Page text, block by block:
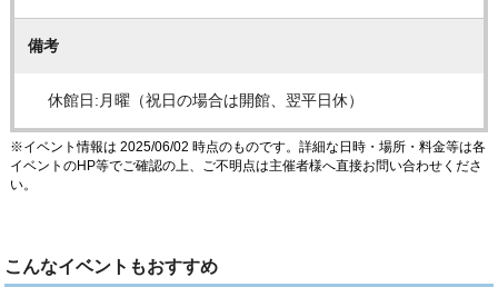
備考
休館日:月曜（祝日の場合は開館、翌平日休）
※イベント情報は 2025/06/02 時点のものです。詳細な日時・場所・料金等は各
イベントのHP等でご確認の上、ご不明点は主催者様へ直接お問い合わせくださ
い。
こんなイベントもおすすめ